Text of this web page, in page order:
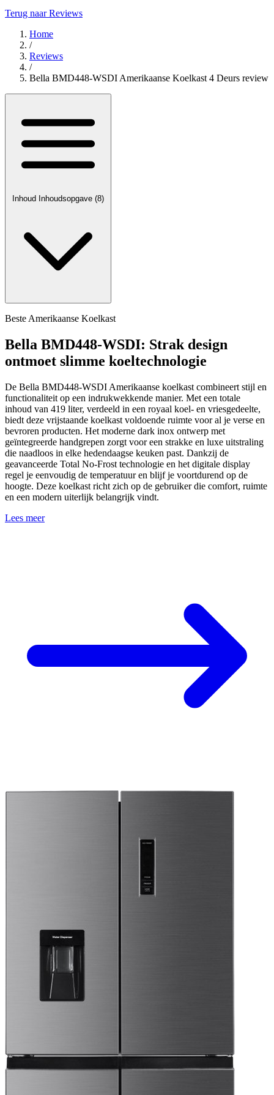
Terug naar Reviews
Home
/
Reviews
/
Bella BMD448-WSDI Amerikaanse Koelkast 4 Deurs review
Inhoud Inhoudsopgave (8)
Beste Amerikaanse Koelkast
Bella BMD448-WSDI: Strak design
ontmoet slimme koeltechnologie
De Bella BMD448-WSDI Amerikaanse koelkast combineert stijl en
functionaliteit op een indrukwekkende manier. Met een totale
inhoud van 419 liter, verdeeld in een royaal koel- en vriesgedeelte,
biedt deze vrijstaande koelkast voldoende ruimte voor al je verse en
bevroren producten. Het moderne dark inox ontwerp met
geïntegreerde handgrepen zorgt voor een strakke en luxe uitstraling
die naadloos in elke hedendaagse keuken past. Dankzij de
geavanceerde Total No-Frost technologie en het digitale display
regel je eenvoudig de temperatuur en blijf je voortdurend op de
hoogte. Deze koelkast richt zich op de gebruiker die comfort, ruimte
en een modern uiterlijk belangrijk vindt.
Lees meer